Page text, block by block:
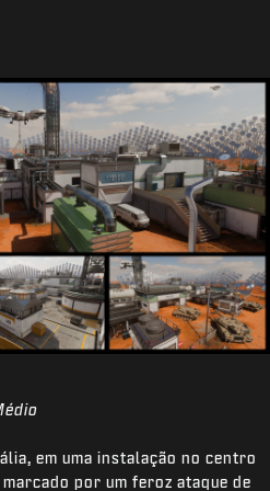
em uma instalação no centro
por um feroz ataque de